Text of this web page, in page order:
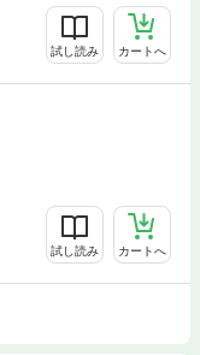
試し読み カートへ
試し読み カートへ